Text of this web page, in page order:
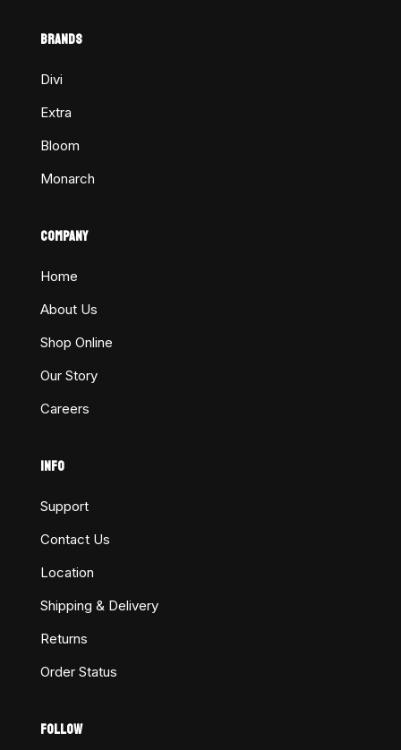
BRANDS
Divi
Extra
Bloom
Monarch
COMPANY
Home
About Us
Shop Online
Our Story
Careers
INFO
Support
Contact Us
Location
Shipping & Delivery
Returns
Order Status
FOLLOW